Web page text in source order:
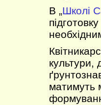
B „Школі
культури,
матимуть